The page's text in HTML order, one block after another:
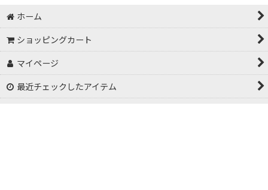
ホーム
ショッピングカート
マイページ
最近チェックしたアイテム